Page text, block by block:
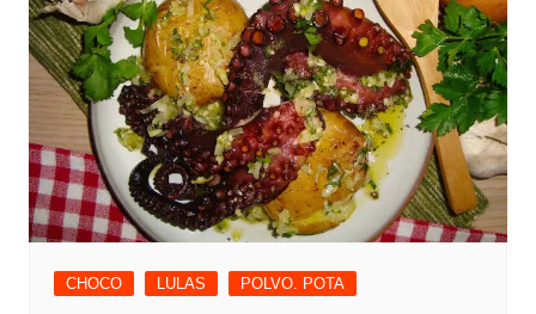
CHOCO LULAS POLVO. POTA